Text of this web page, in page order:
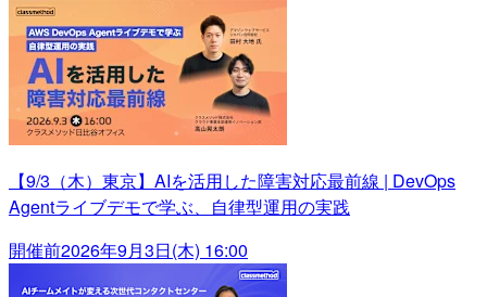
【9/3（木）東京】AIを活用した障害対応最前線 | DevOps
Agentライブデモで学ぶ、自律型運用の実践
開催前2026年9月3日(木) 16:00